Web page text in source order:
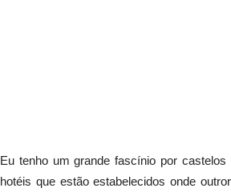
Eu tenho um grande fascínio por
hotéis que estão estabelecidos onde